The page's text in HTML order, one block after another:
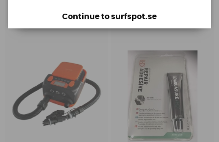
Continue to surfspot.se